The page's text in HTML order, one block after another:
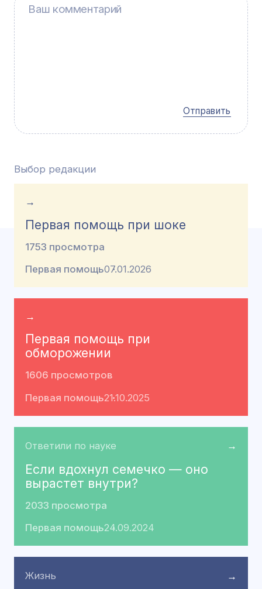
Отправить
Выбор редакции
→
Первая помощь при шоке
1753 просмотра
Первая помощь07.01.2026
→
Первая помощь при
обморожении
1606 просмотров
Первая помощь21.10.2025
Ответили по науке →
Если вдохнул семечко — оно
вырастет внутри?
2033 просмотра
Первая помощь24.09.2024
Жизнь →